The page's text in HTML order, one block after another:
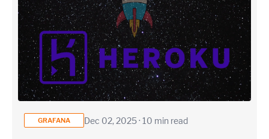
GRAFANA Dec 02, 2025 · 10 min read